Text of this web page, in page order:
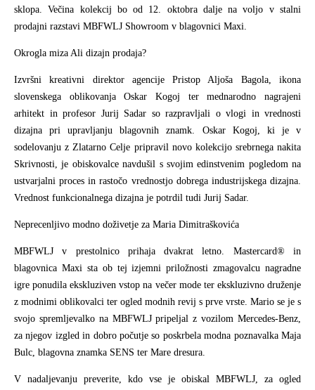
sklopa. Večina kolekcij bo od 12. oktobra dalje na voljo v stalni
prodajni razstavi MBFWLJ Showroom v blagovnici Maxi.
Okrogla miza Ali dizajn prodaja?
Izvršni kreativni direktor agencije Pristop Aljoša Bagola, ikona
slovenskega oblikovanja Oskar Kogoj ter mednarodno nagrajeni
arhitekt in profesor Jurij Sadar so razpravljali o vlogi in vrednosti
dizajna pri upravljanju blagovnih znamk. Oskar Kogoj, ki je v
sodelovanju z Zlatarno Celje pripravil novo kolekcijo srebrnega nakita
Skrivnosti, je obiskovalce navdušil s svojim edinstvenim pogledom na
ustvarjalni proces in rastočo vrednostjo dobrega industrijskega dizajna.
Vrednost funkcionalnega dizajna je potrdil tudi Jurij Sadar.
Neprecenljivo modno doživetje za Maria Dimitraškovića
MBFWLJ v prestolnico prihaja dvakrat letno. Mastercard® in
blagovnica Maxi sta ob tej izjemni priložnosti zmagovalcu nagradne
igre ponudila ekskluziven vstop na večer mode ter ekskluzivno druženje
z modnimi oblikovalci ter ogled modnih revij s prve vrste. Mario se je s
svojo spremljevalko na MBFWLJ pripeljal z vozilom Mercedes-Benz,
za njegov izgled in dobro počutje so poskrbela modna poznavalka Maja
Bulc, blagovna znamka SENS ter Mare dresura.
V nadaljevanju preverite, kdo vse je obiskal MBFWLJ, za ogled